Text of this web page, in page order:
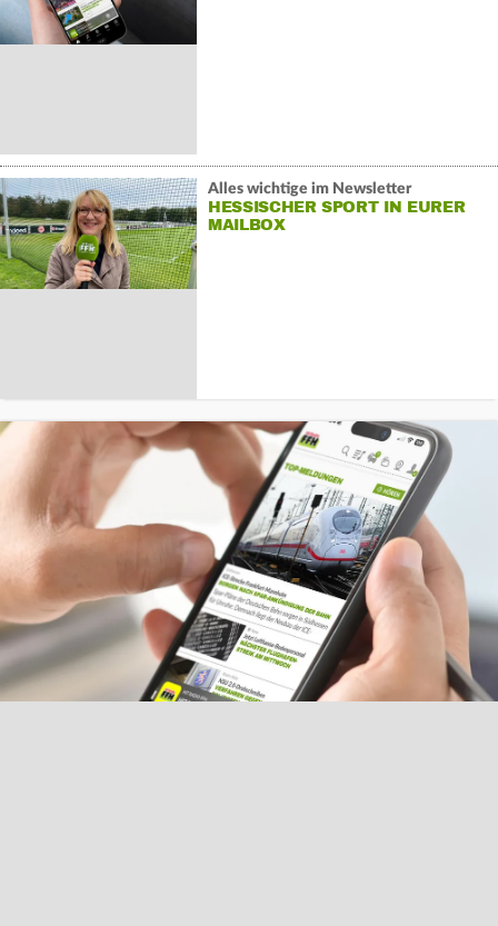
Alles wichtige im Newsletter
HESSISCHER SPORT IN EURER
MAILBOX